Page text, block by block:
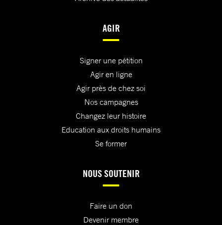
AGIR
Signer une pétition
Agir en ligne
Agir près de chez soi
Nos campagnes
Changez leur histoire
Education aux droits humains
Se former
NOUS SOUTENIR
Faire un don
Devenir membre